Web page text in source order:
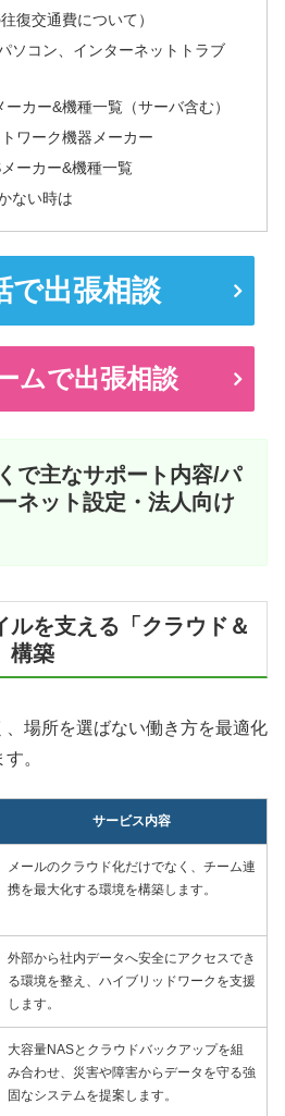
復交通費について）
ソコン、インターネットトラブ
カー&機種一覧（サーバ含む）
ワーク機器メーカー
ーカー&機種一覧
ない時は
で出張相談
ムで出張相談
で主なサポート内容/パ
ネット設定・法人向け
ルを支える「クラウド＆
構築
場所を選ばない働き方を最適化
。
サービス内容
メールのクラウド化だけでなく、チーム連
携を最大化する環境を構築します。
外部から社内データへ安全にアクセスでき
る環境を整え、ハイブリッドワークを支援
します。
大容量NASとクラウドバックアップを組
み合わせ、災害や障害からデータを守る強
固なシステムを提案します。